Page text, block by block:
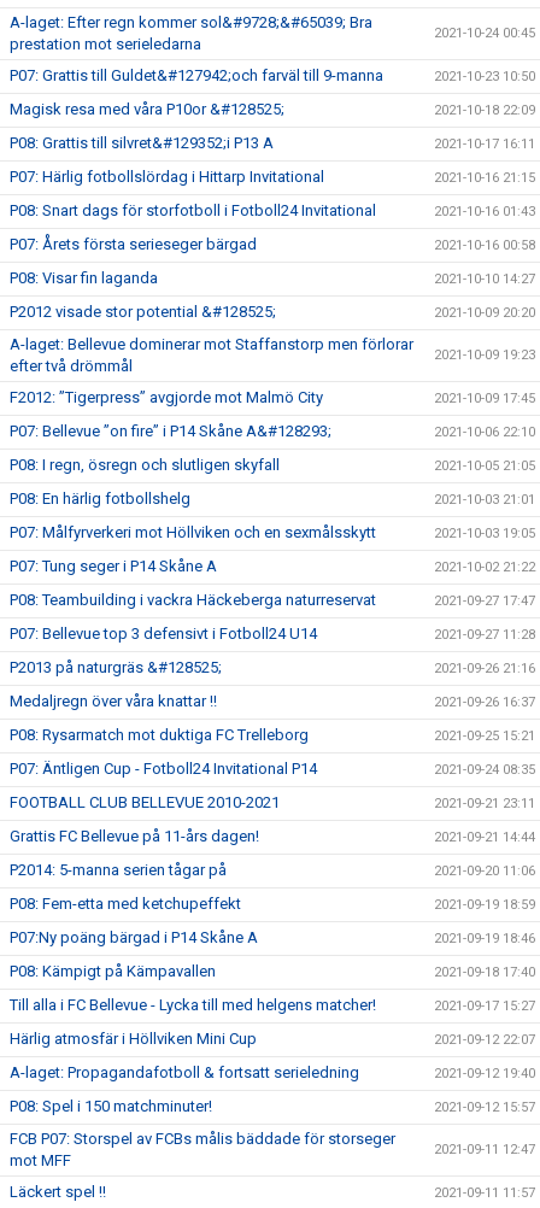
A-laget: Efter regn kommer sol&#9728;&#65039; Bra
prestation mot serieledarna
2021-10-24 00:45
P07: Grattis till Guldet&#127942;och farväl till 9-manna 2021-10-23 10:50
Magisk resa med våra P10or &#128525; 2021-10-18 22:09
P08: Grattis till silvret&#129352;i P13 A 2021-10-17 16:11
P07: Härlig fotbollslördag i Hittarp Invitational 2021-10-16 21:15
P08: Snart dags för storfotboll i Fotboll24 Invitational 2021-10-16 01:43
P07: Årets första serieseger bärgad 2021-10-16 00:58
P08: Visar fin laganda 2021-10-10 14:27
P2012 visade stor potential &#128525; 2021-10-09 20:20
A-laget: Bellevue dominerar mot Staffanstorp men förlorar
efter två drömmål
2021-10-09 19:23
F2012: ”Tigerpress” avgjorde mot Malmö City 2021-10-09 17:45
P07: Bellevue ”on fire” i P14 Skåne A&#128293; 2021-10-06 22:10
P08: I regn, ösregn och slutligen skyfall 2021-10-05 21:05
P08: En härlig fotbollshelg 2021-10-03 21:01
P07: Målfyrverkeri mot Höllviken och en sexmålsskytt 2021-10-03 19:05
P07: Tung seger i P14 Skåne A 2021-10-02 21:22
P08: Teambuilding i vackra Häckeberga naturreservat 2021-09-27 17:47
P07: Bellevue top 3 defensivt i Fotboll24 U14 2021-09-27 11:28
P2013 på naturgräs &#128525; 2021-09-26 21:16
Medaljregn över våra knattar !! 2021-09-26 16:37
P08: Rysarmatch mot duktiga FC Trelleborg 2021-09-25 15:21
P07: Äntligen Cup - Fotboll24 Invitational P14 2021-09-24 08:35
FOOTBALL CLUB BELLEVUE 2010-2021 2021-09-21 23:11
Grattis FC Bellevue på 11-års dagen! 2021-09-21 14:44
P2014: 5-manna serien tågar på 2021-09-20 11:06
P08: Fem-etta med ketchupeffekt 2021-09-19 18:59
P07:Ny poäng bärgad i P14 Skåne A 2021-09-19 18:46
P08: Kämpigt på Kämpavallen 2021-09-18 17:40
Till alla i FC Bellevue - Lycka till med helgens matcher! 2021-09-17 15:27
Härlig atmosfär i Höllviken Mini Cup 2021-09-12 22:07
A-laget: Propagandafotboll & fortsatt serieledning 2021-09-12 19:40
P08: Spel i 150 matchminuter! 2021-09-12 15:57
FCB P07: Storspel av FCBs målis bäddade för storseger
mot MFF
2021-09-11 12:47
Läckert spel !! 2021-09-11 11:57